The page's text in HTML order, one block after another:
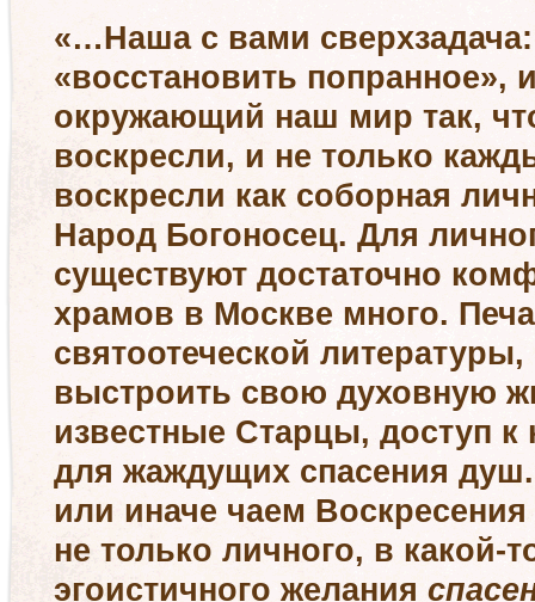
«…Наша с вами
«восстановить попранное»,
окружающий наш мир так,
воскресли, и не только
воскресли как соборная
Народ Богоносец. Для
существуют достаточно
храмов в Москве много.
святоотеческой
выстроить свою духовную
известные Старцы, доступ к
для жаждущих спасения
или иначе чаем Воскресения
не только личного, в какой-
эгоистичного желания